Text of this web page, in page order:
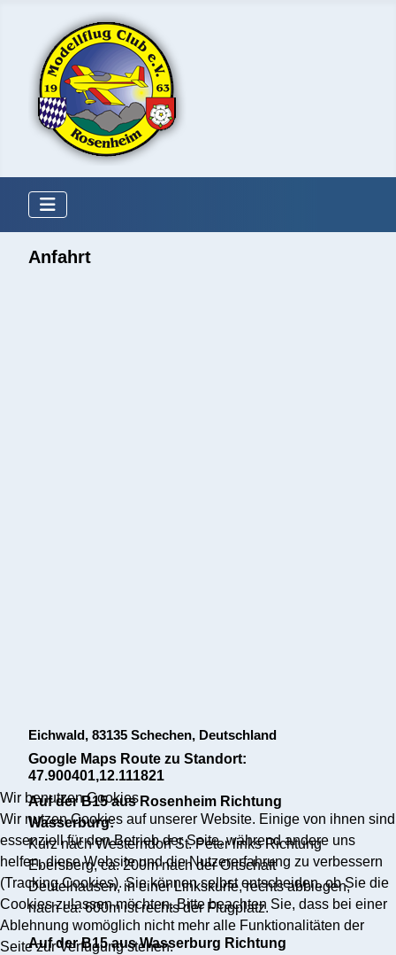
Anfahrt
Eichwald, 83135 Schechen, Deutschland
Google Maps Route zu Standort:
47.900401,12.111821
Auf der B15 aus Rosenheim Richtung
Wasserburg:
Kurz nach Westerndorf St. Peter links Richtung
Ebersberg, ca. 200m nach der Ortschaft
Deutelhausen, in einer Linkskurfe, rechts abbiegen,
nach ca. 600m ist rechts der Flugplatz.
Auf der B15 aus Wasserburg Richtung
Wir benutzen Cookies
Wir nutzen Cookies auf unserer Website. Einige von ihnen sind
essenziell für den Betrieb der Seite, während andere uns
helfen, diese Website und die Nutzererfahrung zu verbessern
(Tracking Cookies). Sie können selbst entscheiden, ob Sie die
Cookies zulassen möchten. Bitte beachten Sie, dass bei einer
Ablehnung womöglich nicht mehr alle Funktionalitäten der
Seite zur Verfügung stehen.